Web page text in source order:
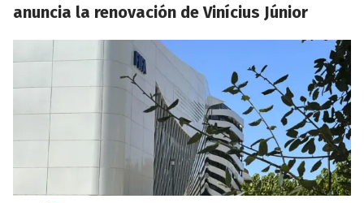
anuncia la renovación de Vinícius Júnior